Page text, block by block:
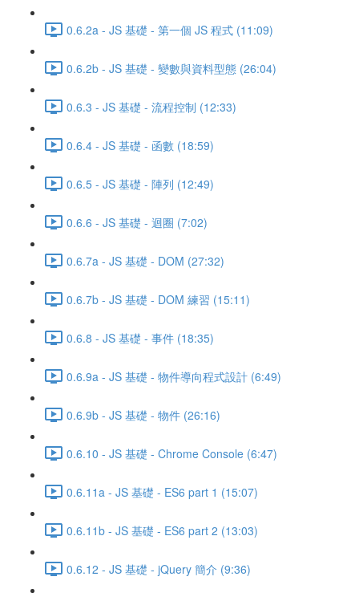
0.6.2a - JS 基礎 - 第一個 JS 程式 (11:09)
0.6.2b - JS 基礎 - 變數與資料型態 (26:04)
0.6.3 - JS 基礎 - 流程控制 (12:33)
0.6.4 - JS 基礎 - 函數 (18:59)
0.6.5 - JS 基礎 - 陣列 (12:49)
0.6.6 - JS 基礎 - 迴圈 (7:02)
0.6.7a - JS 基礎 - DOM (27:32)
0.6.7b - JS 基礎 - DOM 練習 (15:11)
0.6.8 - JS 基礎 - 事件 (18:35)
0.6.9a - JS 基礎 - 物件導向程式設計 (6:49)
0.6.9b - JS 基礎 - 物件 (26:16)
0.6.10 - JS 基礎 - Chrome Console (6:47)
0.6.11a - JS 基礎 - ES6 part 1 (15:07)
0.6.11b - JS 基礎 - ES6 part 2 (13:03)
0.6.12 - JS 基礎 - jQuery 簡介 (9:36)